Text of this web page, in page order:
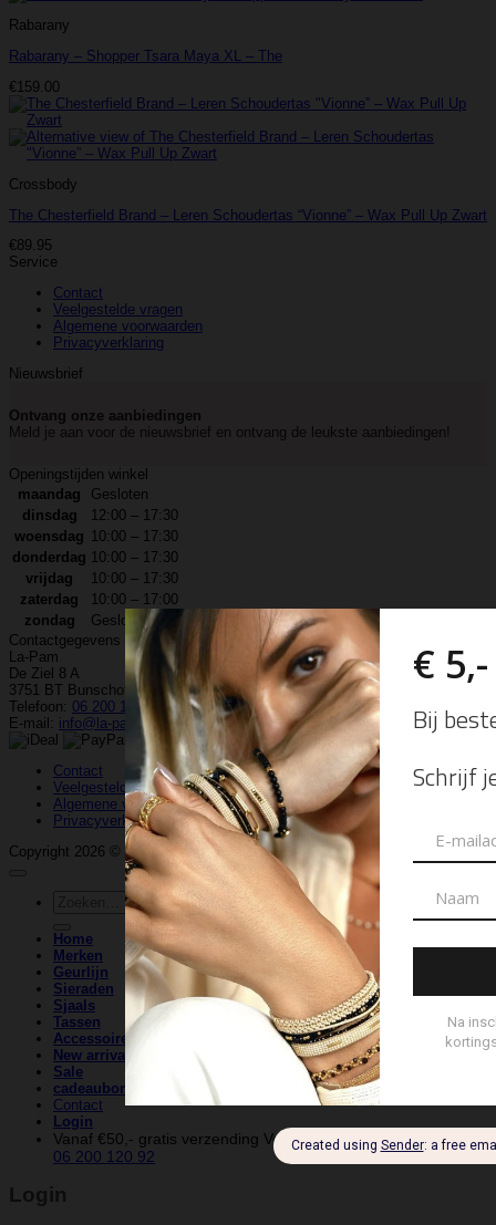
Rabarany
Rabarany – Shopper Tsara Maya XL – The
€159.00
Crossbody
The Chesterfield Brand – Leren Schoudertas “Vionne” – Wax Pull Up Zwart
€89.95
Service
Contact
Veelgestelde vragen
Algemene voorwaarden
Privacyverklaring
Nieuwsbrief
Ontvang onze aanbiedingen
Meld je aan voor de nieuwsbrief en ontvang de leukste aanbiedingen!
Openingstijden winkel
maandag
Gesloten
dinsdag
12:00 – 17:30
woensdag 10:00 – 17:30
donderdag 10:00 – 17:30
vrijdag
10:00 – 17:30
zaterdag
10:00 – 17:00
zondag
Gesloten
Contactgegevens
La-Pam
De Ziel 8 A
3751 BT Bunschoten-Spakenburg
Telefoon: 06 200 120 92
E-mail: info@la-pam.nl
Contact
Veelgestelde vragen
Algemene voorwaarden
Privacyverklaring
Copyright 2026 © La-Pam| Website & Marketing door WeDeCom
Home
Merken
Geurlijn
Sieraden
Sjaals
Tassen
Accessoires
New arrivals
Sale
cadeaubonnen
Contact
Login
Vanaf €50,- gratis verzending Veilig betalen Vragen? Bel naar
06 200 120 92
Login